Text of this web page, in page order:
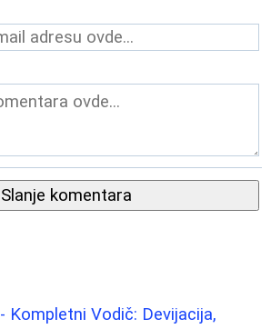
Slanje komentara
Kompletni Vodič: Devijacija,